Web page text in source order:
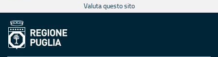
Valuta questo sito